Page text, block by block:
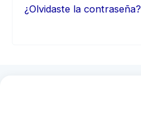
¿Olvidaste la contraseña?